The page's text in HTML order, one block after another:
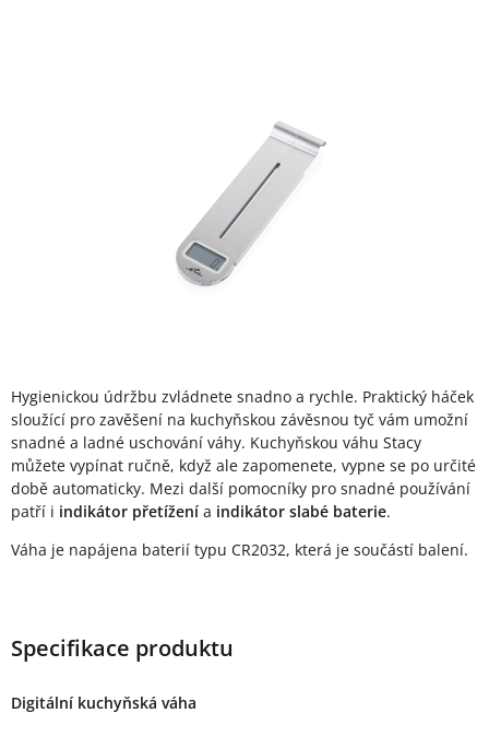
Hygienickou údržbu zvládnete snadno a rychle. Praktický háček
sloužící pro zavěšení na kuchyňskou závěsnou tyč vám umožní
snadné a ladné uschování váhy. Kuchyňskou váhu Stacy
můžete vypínat ručně, když ale zapomenete, vypne se po určité
době automaticky. Mezi další pomocníky pro snadné používání
patří i indikátor přetížení a indikátor slabé baterie.
Váha je napájena baterií typu CR2032, která je součástí balení.
Specifikace produktu
Digitální kuchyňská váha